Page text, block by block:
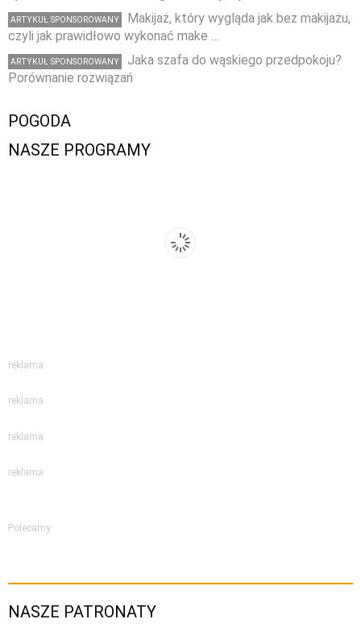
ARTYKUŁ SPONSOROWANY
Makijaż, który wygląda jak bez makijażu,
czyli jak prawidłowo wykonać make …
ARTYKUŁ SPONSOROWANY
Jaka szafa do wąskiego przedpokoju?
Porównanie rozwiązań
POGODA
NASZE PROGRAMY
reklama
reklama
reklama
reklama
Polecamy
NASZE PATRONATY